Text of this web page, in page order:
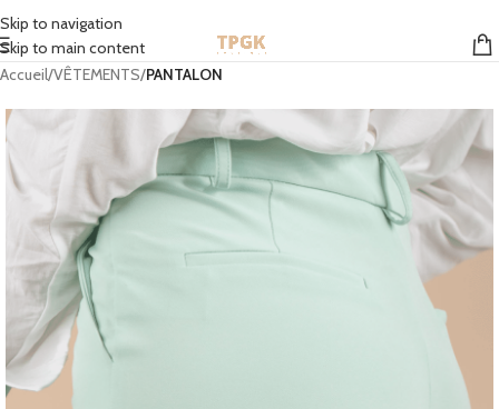
Skip to navigation
Skip to main content
STOCK EN FRANCE | MONDIAL RELAY GRATUIT À PARTIR DE 50 EUROS
Accueil VÊTEMENTS PANTALON